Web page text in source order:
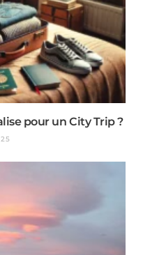
pour un City Trip ?